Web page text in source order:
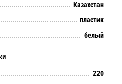
Казахстан
пластик
белый
220